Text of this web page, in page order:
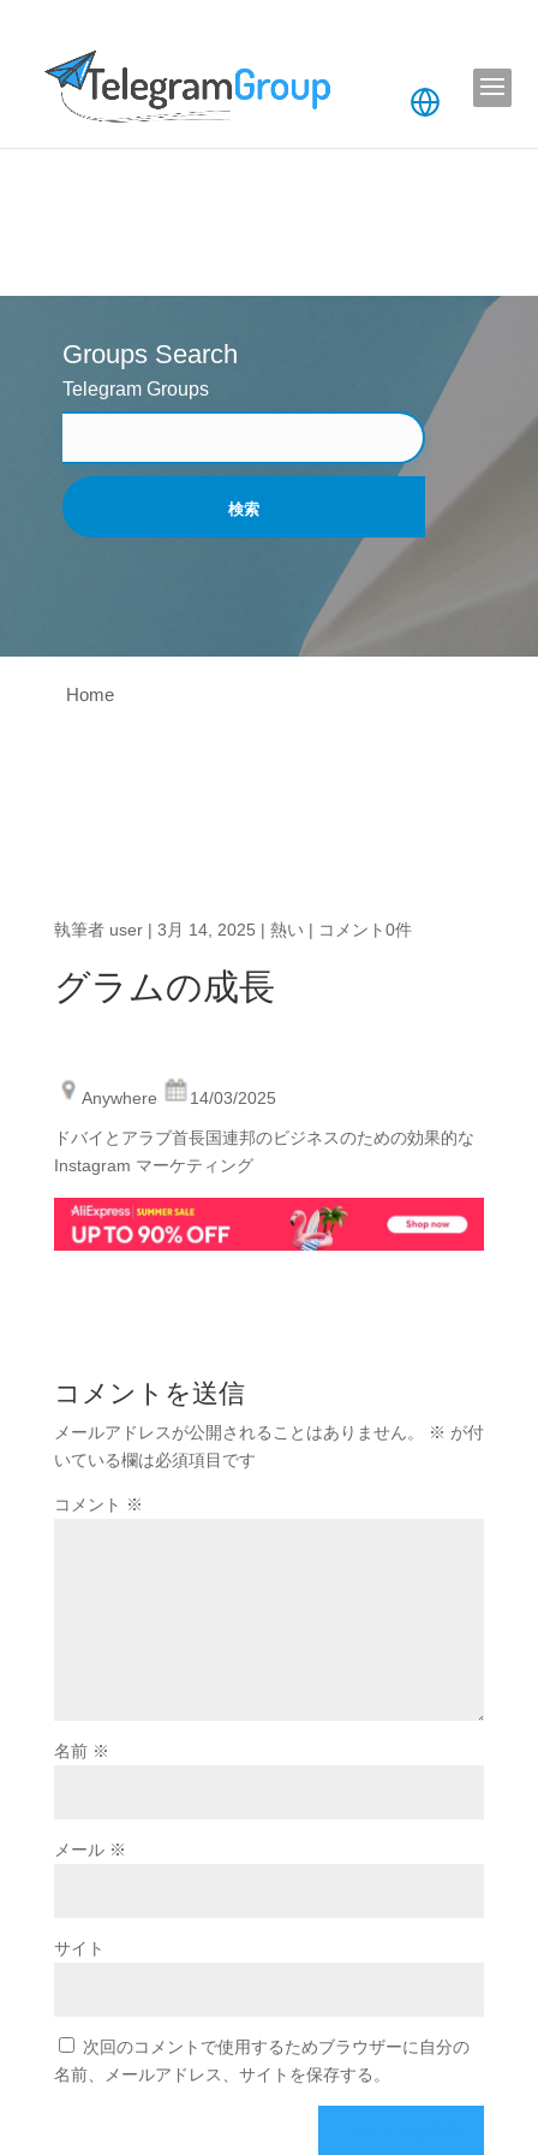
Groups Search
Telegram Groups
Home
執筆者 user| 3月 14, 2025 | 熱い | コメント0件
グラムの成長
Anywhere 14/03/2025
ドバイとアラブ首長国連邦のビジネスのための効果的な
Instagram マーケティング
コメントを送信
メールアドレスが公開されることはありません。 ※ が付
いている欄は必須項目です
コメント ※
名前 ※
メール ※
サイト
次回のコメントで使用するためブラウザーに自分の
名前、メールアドレス、サイトを保存する。